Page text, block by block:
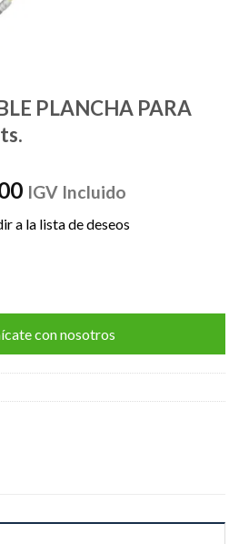
PLANCHA PARA
El
actual
IGV Incluido
a la lista de deseos
con nosotros